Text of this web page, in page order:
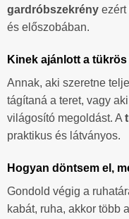
gardróbszekrény ezért
és előszobában.
Kinek ajánlott a
Annak, aki szeretne
tágítaná a teret, vagy
világosító megoldást. A
praktikus és látványos.
Hogyan döntsem el,
Gondold végig a
kabát, ruha, akkor több